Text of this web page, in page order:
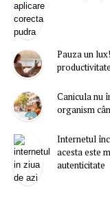
Pauza un
Canicula nu
organism
Internetul
acesta este
autenticitate